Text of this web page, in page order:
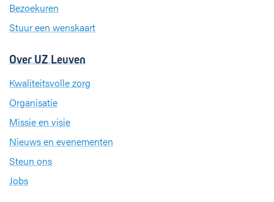
Bezoekuren
Stuur een wenskaart
Over UZ Leuven
Kwaliteitsvolle zorg
Organisatie
Missie en visie
Nieuws en evenementen
Steun ons
Jobs